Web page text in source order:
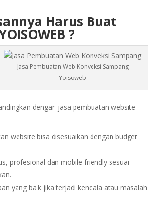
Harus Buat
?
Jasa Pembuatan Web Konveksi Sampang
Yoisoweb
dengan jasa pembuatan website
website bisa disesuaikan dengan budget
profesional dan mobile friendly sesuai
yang baik jika terjadi kendala atau masalah